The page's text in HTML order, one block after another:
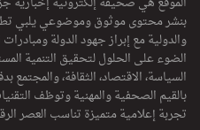
بنشر محتوى موثوق وموضوعي يلبي
والدولية مع إبراز جهود الدولة
الضوء على الحلول لتحقيق التنمية
السياسة، الاقتصاد، الثقافة،
بالقيم الصحفية والمهنية وتوظف
تجربة إعلامية متميزة تناسب العصر